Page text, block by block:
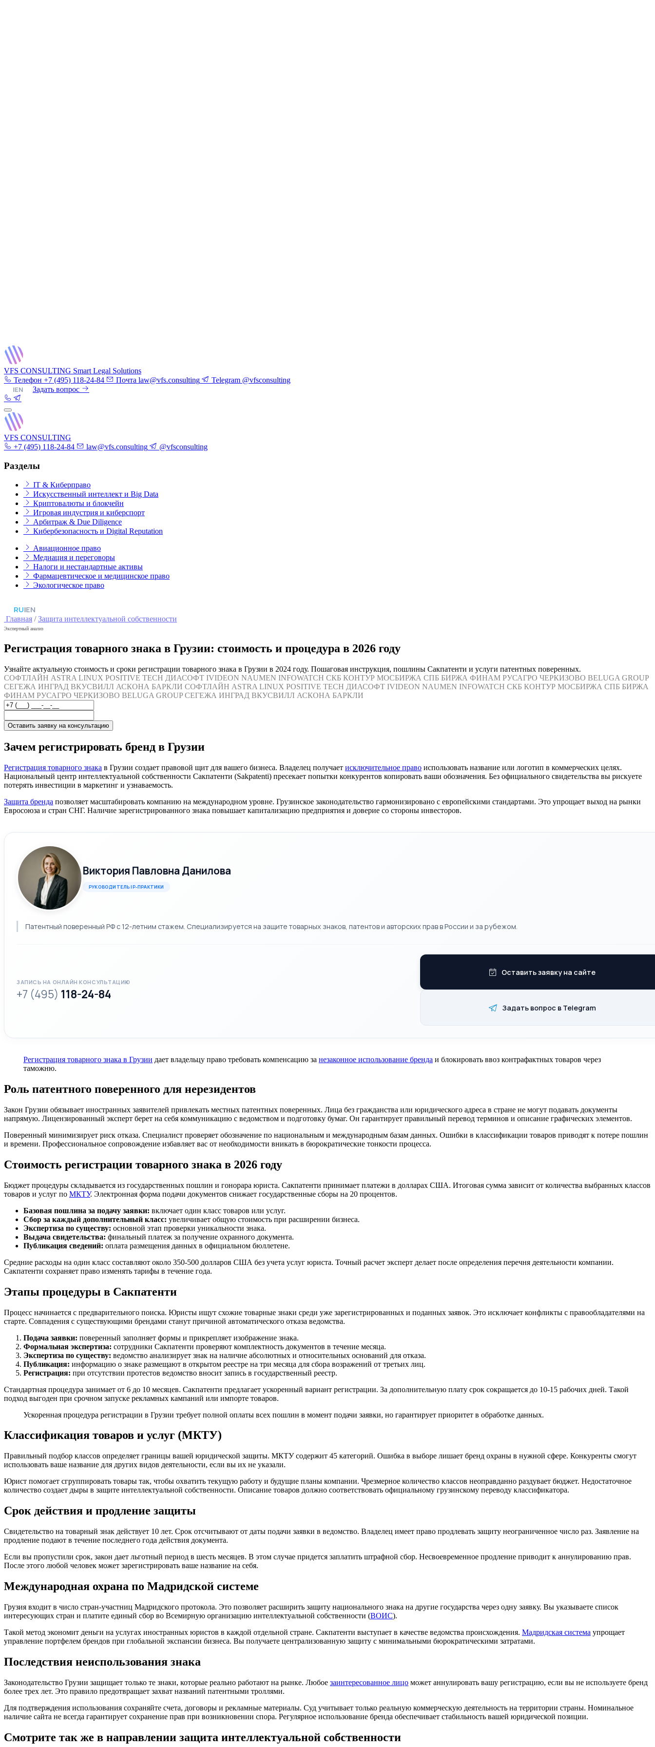
VFS CONSULTING Smart Legal Solutions
Телефон +7 (495) 118-24-84 Почта law@vfs.consulting Telegram @vfsconsulting
|EN Задать вопрос
VFS CONSULTING
+7 (495) 118-24-84
law@vfs.consulting @vfsconsulting
Разделы
IT & Киберправо
Искусственный интеллект и Big Data
Криптовалюты и блокчейн
Игровая индустрия и киберспорт
Арбитраж & Due Diligence
Кибербезопасность и Digital Reputation
Авиационное право
Медиация и переговоры
Налоги и нестандартные активы
Фармацевтическое и медицинское право
Экологическое право
RU|EN
Главная /Защита интеллектуальной собственности
Экспертный анализ
Регистрация товарного знака в Грузии: стоимость и процедура в 2026 году
Узнайте актуальную стоимость и сроки регистрации товарного знака в Грузии в 2024 году. Пошаговая инструкция, пошлины Сакпатенти и услуги патентных поверенных.
СОФТЛАЙН ASTRA LINUX POSITIVE TECH ДИАСОФТ IVIDEON NAUMEN INFOWATCH СКБ КОНТУР МОСБИРЖА СПБ БИРЖА ФИНАМ РУСАГРО ЧЕРКИЗОВО BELUGA GROUP
СЕГЕЖА ИНГРАД ВКУСВИЛЛ АСКОНА БАРКЛИ СОФТЛАЙН ASTRA LINUX POSITIVE TECH ДИАСОФТ IVIDEON NAUMEN INFOWATCH СКБ КОНТУР МОСБИРЖА СПБ БИРЖА
ФИНАМ РУСАГРО ЧЕРКИЗОВО BELUGA GROUP СЕГЕЖА ИНГРАД ВКУСВИЛЛ АСКОНА БАРКЛИ
Оставить заявку на консультацию
Зачем регистрировать бренд в Грузии
Регистрация товарного знака в Грузии создает правовой щит для вашего бизнеса. Владелец получает исключительное право использовать название или логотип в коммерческих целях.
Национальный центр интеллектуальной собственности Сакпатенти (Sakpatenti) пресекает попытки конкурентов копировать ваши обозначения. Без официального свидетельства вы рискуете
потерять инвестиции в маркетинг и узнаваемость.
Защита бренда позволяет масштабировать компанию на международном уровне. Грузинское законодательство гармонизировано с европейскими стандартами. Это упрощает выход на рынки
Евросоюза и стран СНГ. Наличие зарегистрированного знака повышает капитализацию предприятия и доверие со стороны инвесторов.
Виктория Павловна Данилова
РУКОВОДИТЕЛЬ IP-ПРАКТИКИ
Патентный поверенный РФ с 12-летним стажем. Специализируется на защите товарных знаков, патентов и авторских прав в России и за рубежом.
ЗАПИСЬ НА ОНЛАЙН КОНСУЛЬТАЦИЮ
+7 (495) 118-24-84
Оставить заявку на сайте
Задать вопрос в Telegram
Регистрация товарного знака в Грузии дает владельцу право требовать компенсацию за незаконное использование бренда и блокировать ввоз контрафактных товаров через
таможню.
Роль патентного поверенного для нерезидентов
Закон Грузии обязывает иностранных заявителей привлекать местных патентных поверенных. Лица без гражданства или юридического адреса в стране не могут подавать документы
напрямую. Лицензированный эксперт берет на себя коммуникацию с ведомством и подготовку бумаг. Он гарантирует правильный перевод терминов и описание графических элементов.
Поверенный минимизирует риск отказа. Специалист проверяет обозначение по национальным и международным базам данных. Ошибки в классификации товаров приводят к потере пошлин
и времени. Профессиональное сопровождение избавляет вас от необходимости вникать в бюрократические тонкости процесса.
Стоимость регистрации товарного знака в 2026 году
Бюджет процедуры складывается из государственных пошлин и гонорара юриста. Сакпатенти принимает платежи в долларах США. Итоговая сумма зависит от количества выбранных классов
товаров и услуг по МКТУ. Электронная форма подачи документов снижает государственные сборы на 20 процентов.
Базовая пошлина за подачу заявки: включает один класс товаров или услуг.
Сбор за каждый дополнительный класс: увеличивает общую стоимость при расширении бизнеса.
Экспертиза по существу: основной этап проверки уникальности знака.
Выдача свидетельства: финальный платеж за получение охранного документа.
Публикация сведений: оплата размещения данных в официальном бюллетене.
Средние расходы на один класс составляют около 350-500 долларов США без учета услуг юриста. Точный расчет эксперт делает после определения перечня деятельности компании.
Сакпатенти сохраняет право изменять тарифы в течение года.
Этапы процедуры в Сакпатенти
Процесс начинается с предварительного поиска. Юристы ищут схожие товарные знаки среди уже зарегистрированных и поданных заявок. Это исключает конфликты с правообладателями на
старте. Совпадения с существующими брендами станут причиной автоматического отказа ведомства.
Подача заявки: поверенный заполняет формы и прикрепляет изображение знака.
Формальная экспертиза: сотрудники Сакпатенти проверяют комплектность документов в течение месяца.
Экспертиза по существу: ведомство анализирует знак на наличие абсолютных и относительных оснований для отказа.
Публикация: информацию о знаке размещают в открытом реестре на три месяца для сбора возражений от третьих лиц.
Регистрация: при отсутствии протестов ведомство вносит запись в государственный реестр.
Стандартная процедура занимает от 6 до 10 месяцев. Сакпатенти предлагает ускоренный вариант регистрации. За дополнительную плату срок сокращается до 10-15 рабочих дней. Такой
подход выгоден при срочном запуске рекламных кампаний или импорте товаров.
Ускоренная процедура регистрации в Грузии требует полной оплаты всех пошлин в момент подачи заявки, но гарантирует приоритет в обработке данных.
Классификация товаров и услуг (МКТУ)
Правильный подбор классов определяет границы вашей юридической защиты. МКТУ содержит 45 категорий. Ошибка в выборе лишает бренд охраны в нужной сфере. Конкуренты смогут
использовать ваше название для других видов деятельности, если вы их не указали.
Юрист помогает сгруппировать товары так, чтобы охватить текущую работу и будущие планы компании. Чрезмерное количество классов неоправданно раздувает бюджет. Недостаточное
количество создает дыры в защите интеллектуальной собственности. Описание товаров должно соответствовать официальному грузинскому переводу классификатора.
Срок действия и продление защиты
Свидетельство на товарный знак действует 10 лет. Срок отсчитывают от даты подачи заявки в ведомство. Владелец имеет право продлевать защиту неограниченное число раз. Заявление на
продление подают в течение последнего года действия документа.
Если вы пропустили срок, закон дает льготный период в шесть месяцев. В этом случае придется заплатить штрафной сбор. Несвоевременное продление приводит к аннулированию прав.
После этого любой человек может зарегистрировать ваше название на себя.
Международная охрана по Мадридской системе
Грузия входит в число стран-участниц Мадридского протокола. Это позволяет расширить защиту национального знака на другие государства через одну заявку. Вы указываете список
интересующих стран и платите единый сбор во Всемирную организацию интеллектуальной собственности (ВОИС).
Такой метод экономит деньги на услугах иностранных юристов в каждой отдельной стране. Сакпатенти выступает в качестве ведомства происхождения. Мадридская система упрощает
управление портфелем брендов при глобальной экспансии бизнеса. Вы получаете централизованную защиту с минимальными бюрократическими затратами.
Последствия неиспользования знака
Законодательство Грузии защищает только те знаки, которые реально работают на рынке. Любое заинтересованное лицо может аннулировать вашу регистрацию, если вы не используете бренд
более трех лет. Это правило предотвращает захват названий патентными троллями.
Для подтверждения использования сохраняйте счета, договоры и рекламные материалы. Суд учитывает только реальную коммерческую деятельность на территории страны. Номинальное
наличие сайта не всегда гарантирует сохранение прав при возникновении спора. Регулярное использование бренда обеспечивает стабильность вашей юридической позиции.
Смотрите так же в направлении защита интеллектуальной собственности